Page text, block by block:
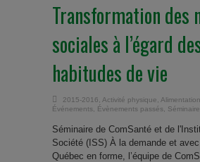
Transformation des
sociales à l’égard
habitudes de vie
2015-2016 Activité physique Alimentation
Événements
Évènements passés
Séminaire de ComSanté et de
Société (ISS) À la demande et
Québec en forme, l’équipe de